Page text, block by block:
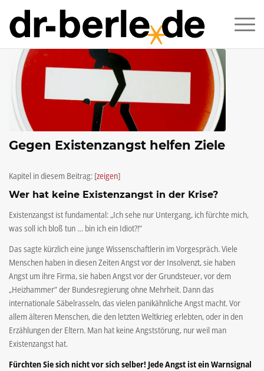
Gegen Existenzangst helfen Ziele
Kapitel in diesem Beitrag: [zeigen]
Wer hat keine Existenzangst in der Krise?
Existenzangst ist fundamental: „Ich sehe nur Untergang, ich fürchte mich,
was soll ich bloß tun … bin ich ein Idiot?!“
Das sagte kürzlich eine junge Wissenschaftlerin im Vorgespräch. Viele
Menschen haben in diesen Zeiten Angst vor der Insolvenzt, sie haben
Angst um ihre Firma, sie haben Angst vor der Grundsteuer, vor dem
„Heizhammer“ der Bundesregierung ohne Mehrheit. Dann das
internationale Säbelrasseln, das vielen panikähnliche Angst macht. Vor
allem älteren Menschen, die den letzten Weltkrieg erlebten, oder in den
Erzählungen der Eltern. Man hat keine Angststörung, nur weil man
Existenzangst hat.
Fürchten Sie sich nicht vor sich selber! Jede Angst ist ein Warnsignal